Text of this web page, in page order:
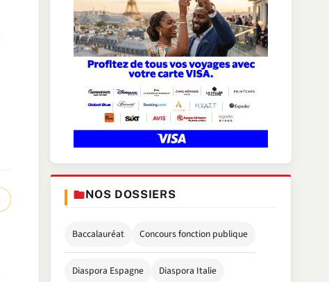
NOS DOSSIERS
Baccalauréat Concours fonction publique
Diaspora Espagne Diaspora Italie